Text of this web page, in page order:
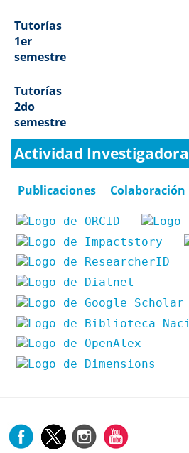
Tutorías
1er
semestre
Tutorías
2do
semestre
Actividad Investigadora
Publicaciones Colaboración